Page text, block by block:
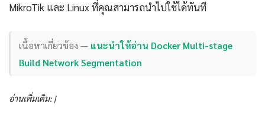
MikroTik และ Linux ที่คุณสามารถนำไปใช้ได้ทันที
เนื้อหาเกี่ยวข้อง — แนะนำให้อ่าน Docker Multi-stage
Build Network Segmentation
อ่านเพิ่มเติม: |